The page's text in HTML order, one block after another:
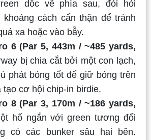
dốc về phía sau, đòi hỏi
khoảng cách cẩn thận để tránh
xa hoặc vào bẫy.
6 (Par 5, 443m / ~485 yards,
bị chia cắt bởi một con lạch,
phát bóng tốt để giữ bóng trên
tạo cơ hội chip-in birdie.
8 (Par 3, 170m / ~186 yards,
hố ngắn với green tương đối
g có các bunker sâu hai bên.